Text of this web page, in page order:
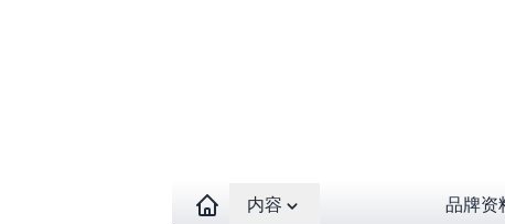
Open contents menu
内容 品牌资